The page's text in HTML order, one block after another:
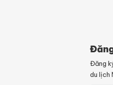
Đăng
du lịch